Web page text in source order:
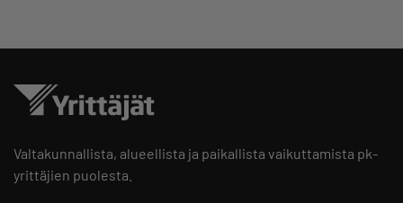
Valtakunnallista, alueellista ja paikallista vaikuttamista pk-
yrittäjien puolesta.